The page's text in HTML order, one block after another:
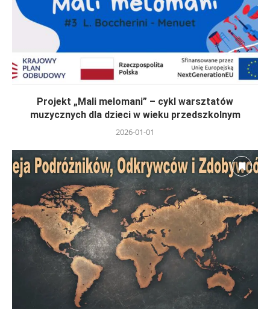
Projekt „Mali melomani” – cykl warsztatów
muzycznych dla dzieci w wieku przedszkolnym
2026-01-01